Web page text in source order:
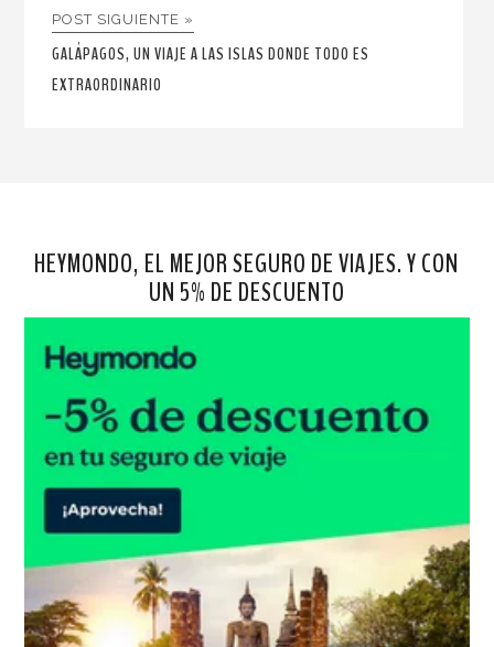
POST SIGUIENTE »
GALÁPAGOS, UN VIAJE A LAS ISLAS DONDE TODO ES
EXTRAORDINARIO
HEYMONDO, EL MEJOR SEGURO DE VIAJES. Y CON
UN 5% DE DESCUENTO